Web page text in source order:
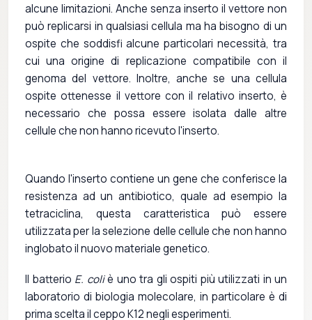
alcune limitazioni. Anche senza inserto il vettore non
può replicarsi in qualsiasi cellula ma ha bisogno di un
ospite che soddisfi alcune particolari necessità, tra
cui una origine di replicazione compatibile con il
genoma del vettore. Inoltre, anche se una cellula
ospite ottenesse il vettore con il relativo inserto, è
necessario che possa essere isolata dalle altre
cellule che non hanno ricevuto l'inserto.
Quando l'inserto contiene un gene che conferisce la
resistenza ad un antibiotico, quale ad esempio la
tetraciclina, questa caratteristica può essere
utilizzata per la selezione delle cellule che non hanno
inglobato il nuovo materiale genetico.
Il batterio E. coliè uno tra gli ospiti più utilizzati in un
laboratorio di biologia molecolare, in particolare è di
prima scelta il ceppo K12 negli esperimenti.